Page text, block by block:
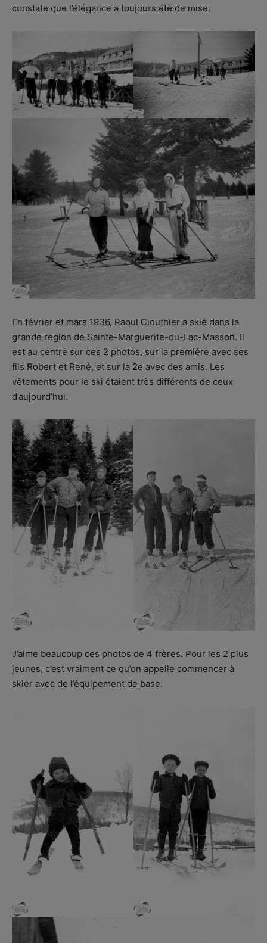
constate que l’élégance a toujours été de mise.
En février et mars 1936, Raoul Clouthier a skié dans la
grande région de Sainte-Marguerite-du-Lac-Masson. Il
est au centre sur ces 2 photos, sur la première avec ses
fils Robert et René, et sur la 2e avec des amis. Les
vêtements pour le ski étaient très différents de ceux
d’aujourd’hui.
J’aime beaucoup ces photos de 4 frères. Pour les 2 plus
jeunes, c’est vraiment ce qu’on appelle commencer à
skier avec de l’équipement de base.